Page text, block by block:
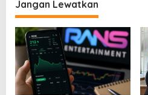
Dunia U-20
Jangan Lewatkan